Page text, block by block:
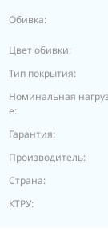
Обивка:
Цвет обивки:
Тип покрытия:
Номинальная
е:
Гарантия:
Производитель:
Страна:
КТРУ: